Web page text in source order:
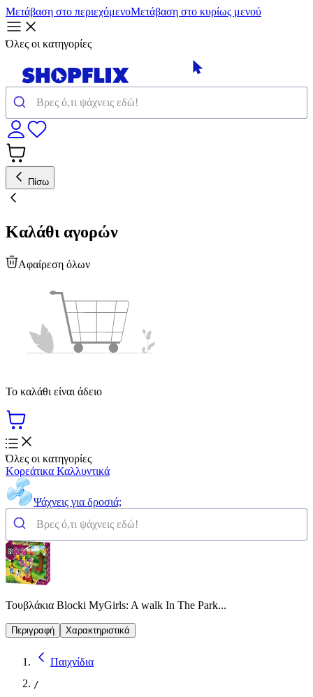
Μετάβαση στο περιεχόμενοΜετάβαση στο κυρίως μενού
Όλες οι κατηγορίες
Πίσω
Καλάθι αγορών
Αφαίρεση όλων
Το καλάθι είναι άδειο
Όλες οι κατηγορίες
Κορεάτικα Καλλυντικά
Ψάχνεις για δροσιά;
Τουβλάκια Blocki MyGirls: A walk In The Park...
Περιγραφή Χαρακτηριστικά
Παιχνίδια
/